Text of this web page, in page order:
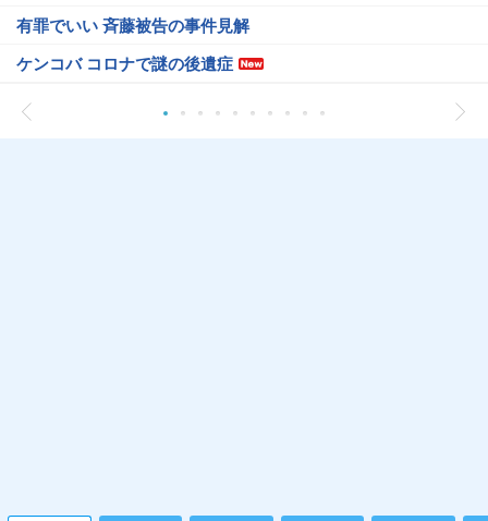
有罪でいい 斉藤被告の事件見解
ケンコバ コロナで謎の後遺症